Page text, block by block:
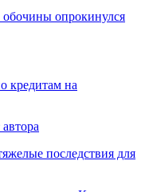
опрокинулся
кредитам на
последствия для